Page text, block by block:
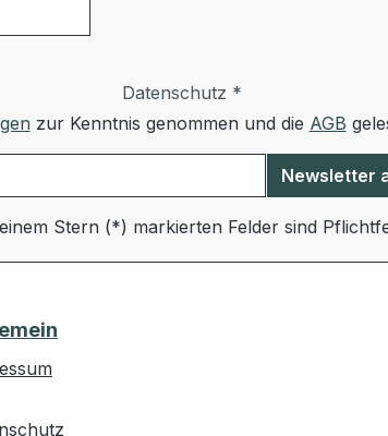
Datenschutz *
zur Kenntnis genommen und die AGB
Newsletter
Stern (*) markierten Felder sind